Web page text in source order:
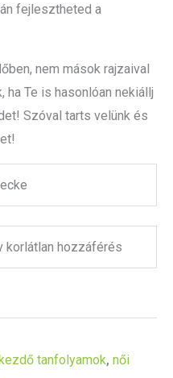
fejlesztheted a
nem mások rajzaival
Te is hasonlóan nekiállj
Szóval tarts velünk és
korlátlan hozzáférés
tanfolyamok, női